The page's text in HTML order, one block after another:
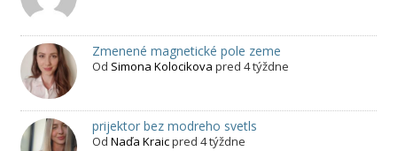
Zmenené magnetické pole zeme
Od Simona Kolocikova pred 4 týždne
prijektor bez modreho svetls
Od Naďa Kraicpred 4 týždne